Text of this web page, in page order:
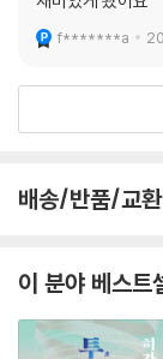
f*******a
배송/반품/교환
이 분야 베스트